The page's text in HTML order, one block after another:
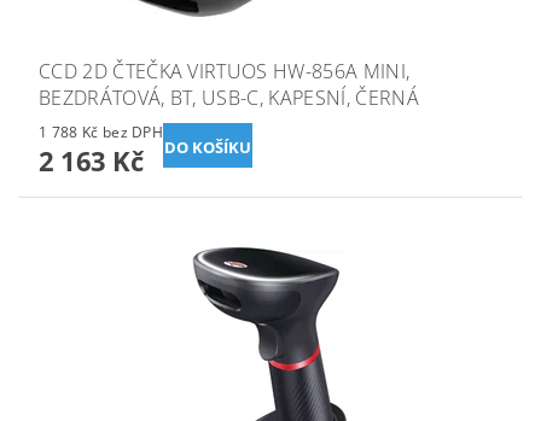
CCD 2D ČTEČKA VIRTUOS HW-856A MINI,
BEZDRÁTOVÁ, BT, USB-C, KAPESNÍ, ČERNÁ
1 788 Kč bez DPH
2 163 Kč